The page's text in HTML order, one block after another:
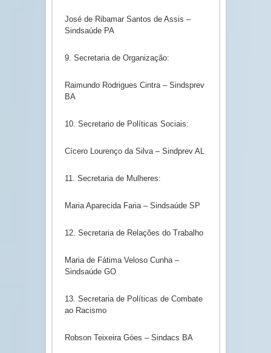
José de Ribamar Santos de Assis –
Sindsaúde PA
9. Secretaria de Organização:
Raimundo Rodrigues Cintra – Sindsprev
BA
10. Secretario de Políticas Sociais:
Cícero Lourenço da Silva – Sindprev AL
11. Secretaria de Mulheres:
Maria Aparecida Faria – Sindsaúde SP
12. Secretaria de Relações do Trabalho
Maria de Fátima Veloso Cunha –
Sindsaúde GO
13. Secretaria de Políticas de Combate
ao Racismo
Robson Teixeira Góes – Sindacs BA